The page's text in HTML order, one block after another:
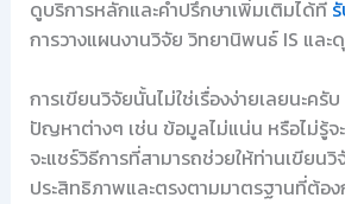
ดูบริการหลักและคำปรึกษาเพิ่มเติมได้ที่
การวางแผนงานวิจัย วิทยานิพนธ์ IS แล
การเขียนวิจัยนั้นไม่ใช่เรื่องง่ายเลยนะครับ
ปัญหาต่างๆ เช่น ข้อมูลไม่แน่น หรือไม่รู้จ
จะแชร์วิธีการที่สามารถช่วยให้ท่านเขียน
ประสิทธิภาพและตรงตามมาตรฐานที่ต้อ